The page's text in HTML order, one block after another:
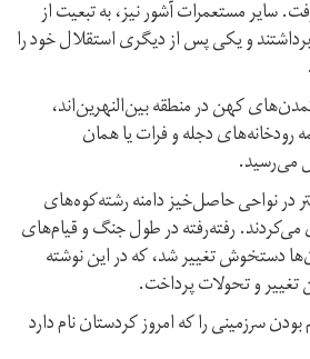
سایر مستعمرات آشور نیز، به تبعیت از
و یکی پس از دیگری استقلال خود را
کهن در منطقه بین‌النهرین‌اند،
دجله و فرات یا همان
می‌رسید.
در نواحی حاصل‌خیز دامنه رشته‌کوه‌های
رفته‌رفته در طول جنگ و قیام‌های
دستخوش تغییر شد، که در این نوشته
تغییر و تحولات پرداخت.
سرزمینی را که امروز کردستان نام دارد